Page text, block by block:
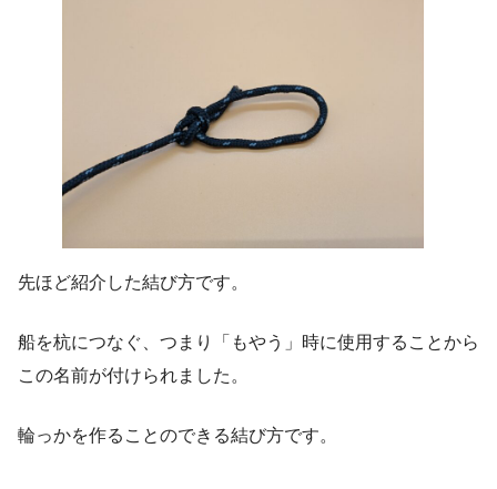
先ほど紹介した結び方です。
船を杭につなぐ、つまり「もやう」時に使用することから
この名前が付けられました。
輪っかを作ることのできる結び方です。